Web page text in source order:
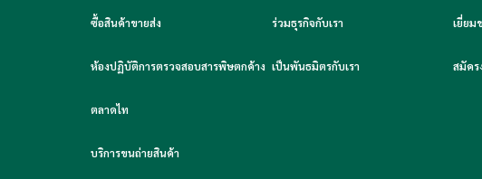
ซื้อสินค้าขายส่ง
ห้องปฏิบัติการตรวจสอบสารพิษตกค้าง
ตลาดไท
บริการขนถ่ายสินค้า
ร่วมธุรกิจกับเรา
เป็นพันธมิตรกับเรา
เยี่ยม
สมัคร